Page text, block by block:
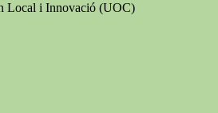
Local i Innovació (UOC)